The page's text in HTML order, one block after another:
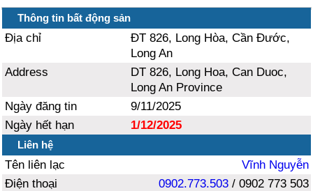
Thông tin bất động sản
Địa chỉ
ĐT 826, Long Hòa, Cần Đước,
Long An
Address
DT 826, Long Hoa, Can Duoc,
Long An Province
Ngày đăng tin
9/11/2025
Ngày hết hạn
1/12/2025
Liên hệ
Tên liên lạc
Vĩnh Nguyễn
Điện thoại
0902.773.503/ 0902 773 503